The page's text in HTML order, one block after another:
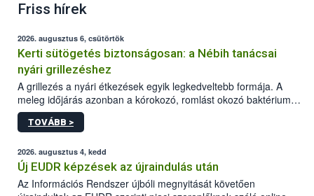
Friss hírek
2026. augusztus 6, csütörtök
Kerti sütögetés biztonságosan: a Nébih tanácsai
nyári grillezéshez
A grillezés a nyári étkezések egyik legkedveltebb formája. A
meleg időjárás azonban a kórokozó, romlást okozó baktériumok
gyorsabb szaporodásának is kedvez. A szabadtéri sütögetés
ezért nem csupán a megfelelő sütési technikáról szól: legalább
higiéniai szabályok betartása, a megfelelő hőkezelés, valamint a
maradékok szakszerű tárolása. A Nemzeti Élelmiszerlánc-
biztonsági Hivatal (Nébih) Oktatási Programja összegyűjtötte a
biztonságos grillezés legfontosabb tudnivalóit.
TOVÁBB >
2026. augusztus 4, kedd
Új EUDR képzések az újraindulás után
Az Információs Rendszer újbóli megnyitását követően